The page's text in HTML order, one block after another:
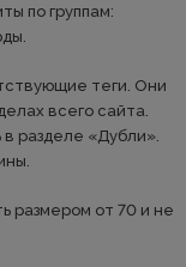
по группам:
теги. Они
всего сайта.
разделе «Дубли».
размером от 70 и не